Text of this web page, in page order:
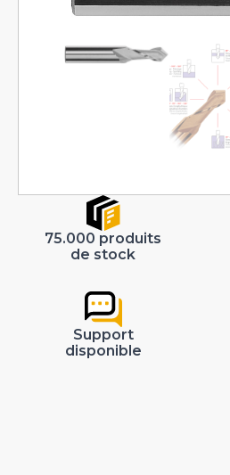
75.000 produits
de stock
Support
disponible